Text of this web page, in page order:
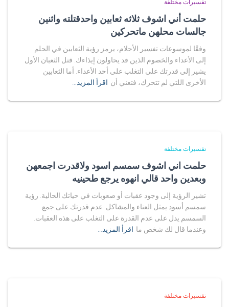
تفسيرات مختلفة
حلمت أني اشوف ثلاثه ثعابين واحدقتلته واثنين
جالسات محلهن ماتحركين
وفقًا لموسوعات تفسير الأحلام، يرمز رؤية الثعابين في الحلم
إلى الأعداء والخصوم الذين قد يحاولون إيذاءك. قتل الثعبان الأول
يشير إلى قدرتك على التغلب على أحد الأعداء. أما الثعابين
الأخرى اللتي لم تتحرك، فتعني أن اقرأ المزيد…
تفسيرات مختلفة
حلمت اني اشوف سمسم اسود ولاقدرت اجمعهن
وبعدين واحد قالي انهوه يرجع طحينيه
تشير الرؤية إلى وجود عقبات أو صعوبات في حياتك الحالية. رؤية
سمسم أسود يمثل العناء والمشاكل. عدم قدرتك على جمع
السمسم يدل على عدم القدرة على التغلب على هذه العقبات.
وعندما قال لك شخص ما اقرأ المزيد…
تفسيرات مختلفة